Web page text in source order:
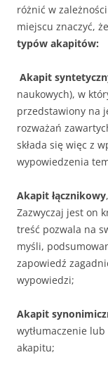
różnić w
miejscu znaczyć, że
typów akapitów:
Akapit
naukowych), w
przedstawiony na
rozważań
składa się więc z
wypowiedzenia
Akapit łącznikowy
Zazwyczaj jest on
treść pozwala na
myśli,
zapowiedź
wypowiedzi;
Akapit
wytłumaczenie
akapitu;